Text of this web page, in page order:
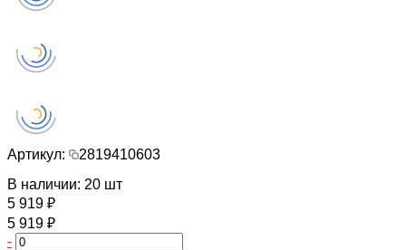
Артикул:
2819410603
В наличии: 20 шт
5 919 ₽
5 919 ₽
-